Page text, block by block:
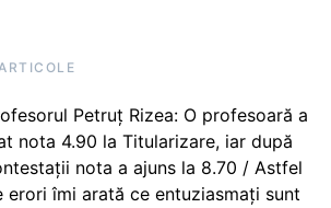
Petruț Rizea: O profesoară a
nota 4.90 la Titularizare, iar după
nota a ajuns la 8.70 / Astfel
erori îmi arată ce entuziasmați sunt